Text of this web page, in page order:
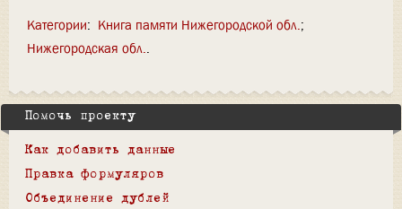
Категории: Книга памяти Нижегородской обл.
Нижегородская обл.
Помочь проекту
Как добавить данные
Правка формуляров
Объединение дублей